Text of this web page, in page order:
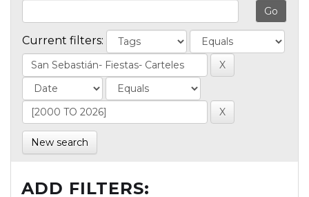
Current filters:
New search
ADD FILTERS: